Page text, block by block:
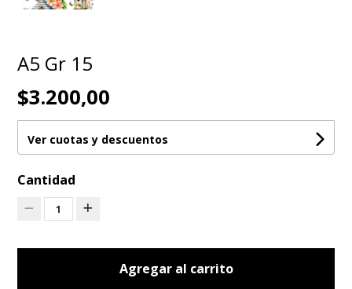
A5 Gr 15
$3.200,00
Ver cuotas y descuentos
Cantidad
1
Agregar al carrito